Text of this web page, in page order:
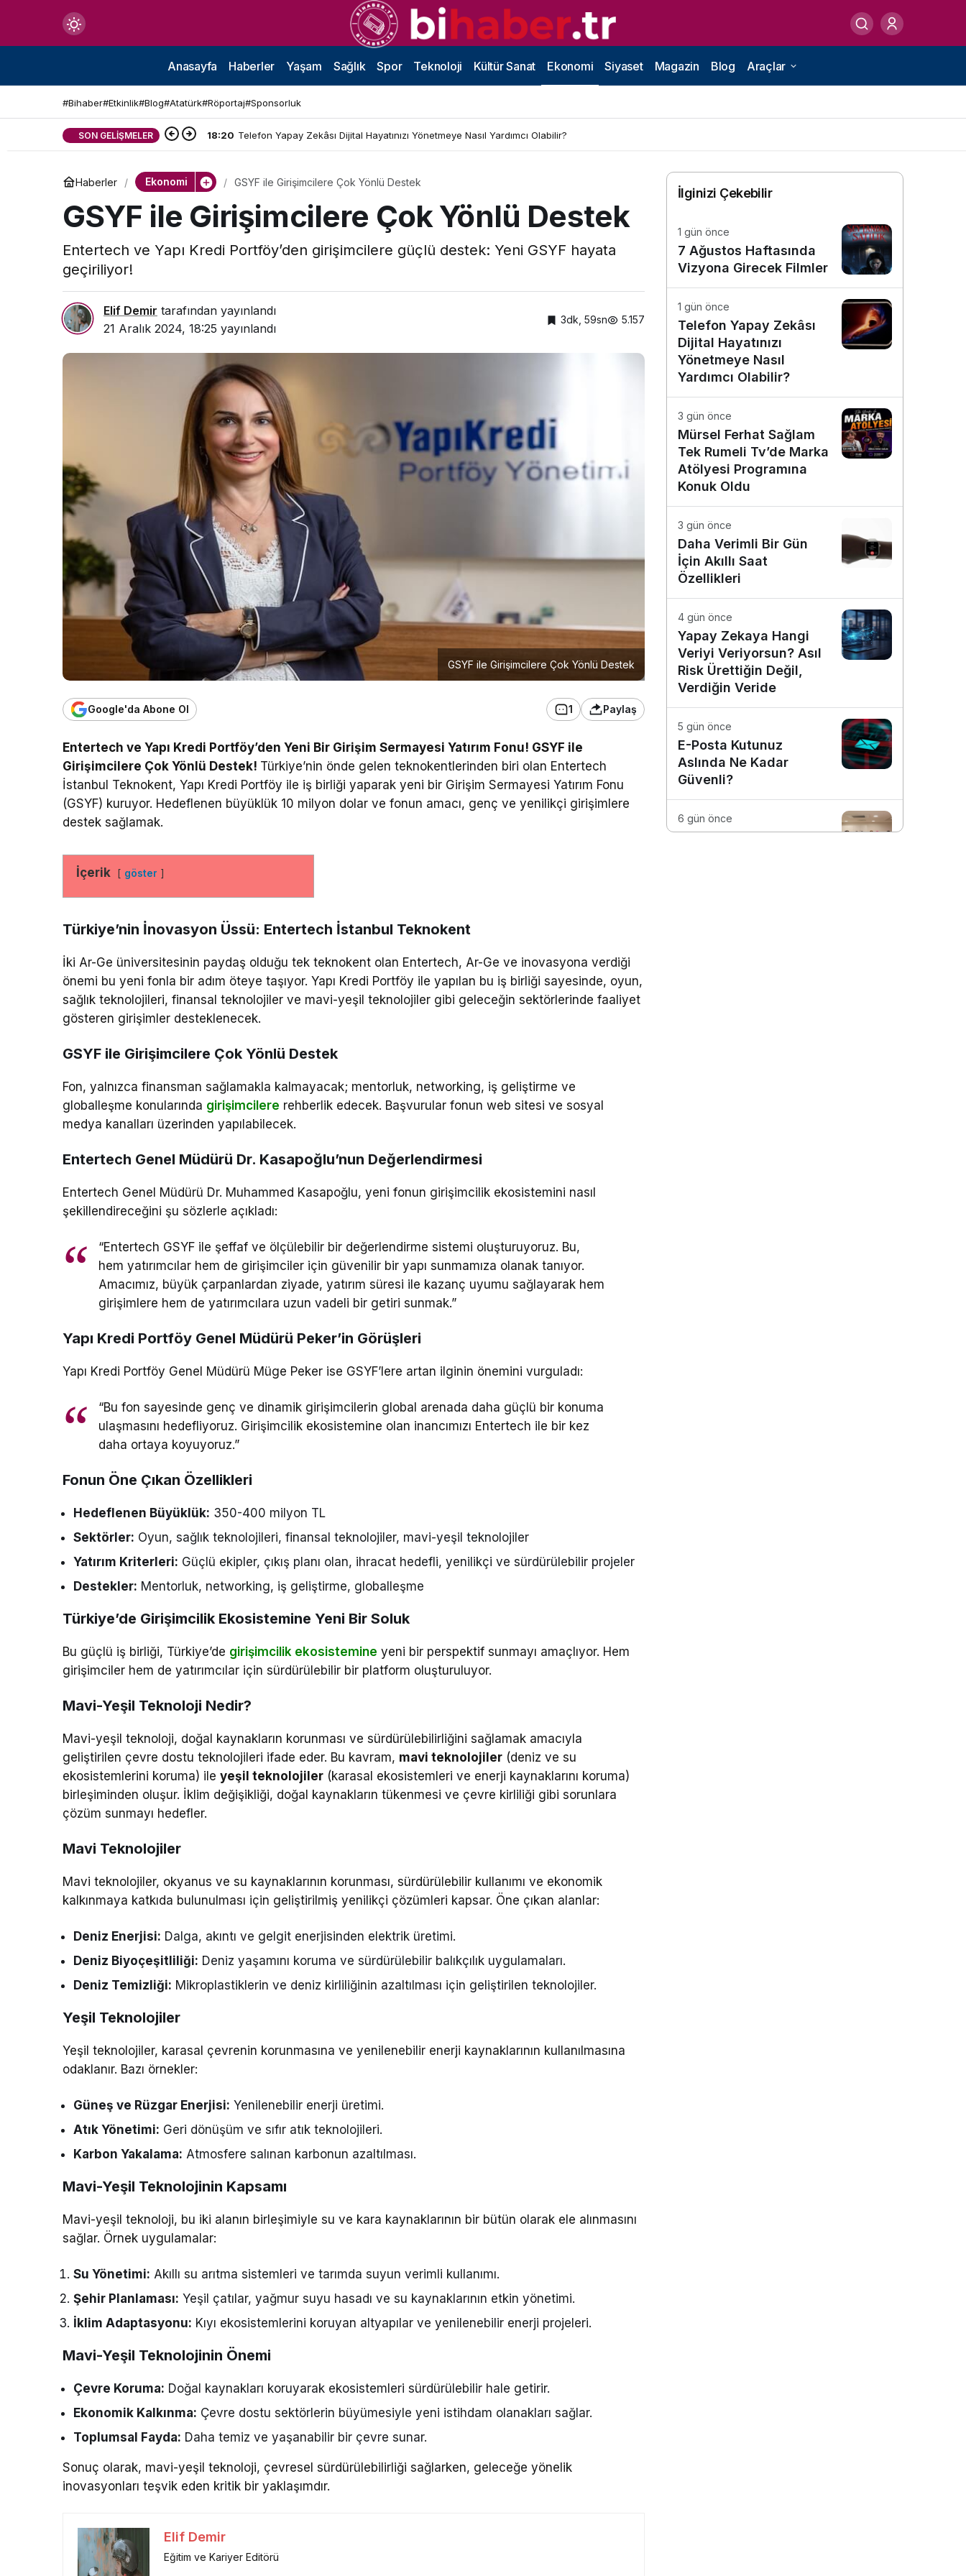
Mod
değiştir
Anasayfa Haberler Yaşam Sağlık Spor Teknoloji Kültür Sanat Ekonomi Siyaset Magazin Blog Araçlar
#Bihaber#Etkinlik#Blog#Atatürk#Röportaj#Sponsorluk
SON GELIŞMELER 18:20 Telefon Yapay Zekâsı Dijital Hayatınızı Yönetmeye Nasıl Yardımcı Olabilir?
Haberler Ekonomi GSYF ile Girişimcilere Çok Yönlü Destek
GSYF ile Girişimcilere Çok Yönlü Destek
Entertech ve Yapı Kredi Portföy’den girişimcilere güçlü destek: Yeni GSYF hayata
geçiriliyor!
Elif Demir tarafından yayınlandı
21 Aralık 2024, 18:25 yayınlandı
3dk, 59sn 5.157
GSYF ile Girişimcilere Çok Yönlü Destek
Google'da Abone Ol 1 Paylaş
Entertech ve Yapı Kredi Portföy’den Yeni Bir Girişim Sermayesi Yatırım Fonu! GSYF ile
Girişimcilere Çok Yönlü Destek! Türkiye’nin önde gelen teknokentlerinden biri olan Entertech
İstanbul Teknokent, Yapı Kredi Portföy ile iş birliği yaparak yeni bir Girişim Sermayesi Yatırım Fonu
(GSYF) kuruyor. Hedeflenen büyüklük 10 milyon dolar ve fonun amacı, genç ve yenilikçi girişimlere
destek sağlamak.
İçerik göster
Türkiye’nin İnovasyon Üssü: Entertech İstanbul Teknokent
İki Ar-Ge üniversitesinin paydaş olduğu tek teknokent olan Entertech, Ar-Ge ve inovasyona verdiği
önemi bu yeni fonla bir adım öteye taşıyor. Yapı Kredi Portföy ile yapılan bu iş birliği sayesinde, oyun,
sağlık teknolojileri, finansal teknolojiler ve mavi-yeşil teknolojiler gibi geleceğin sektörlerinde faaliyet
gösteren girişimler desteklenecek.
GSYF ile Girişimcilere Çok Yönlü Destek
Fon, yalnızca finansman sağlamakla kalmayacak; mentorluk, networking, iş geliştirme ve
globalleşme konularında girişimcilere rehberlik edecek. Başvurular fonun web sitesi ve sosyal
medya kanalları üzerinden yapılabilecek.
Entertech Genel Müdürü Dr. Kasapoğlu’nun Değerlendirmesi
Entertech Genel Müdürü Dr. Muhammed Kasapoğlu, yeni fonun girişimcilik ekosistemini nasıl
şekillendireceğini şu sözlerle açıkladı:
“Entertech GSYF ile şeffaf ve ölçülebilir bir değerlendirme sistemi oluşturuyoruz. Bu,
hem yatırımcılar hem de girişimciler için güvenilir bir yapı sunmamıza olanak tanıyor.
Amacımız, büyük çarpanlardan ziyade, yatırım süresi ile kazanç uyumu sağlayarak hem
girişimlere hem de yatırımcılara uzun vadeli bir getiri sunmak.”
Yapı Kredi Portföy Genel Müdürü Peker’in Görüşleri
Yapı Kredi Portföy Genel Müdürü Müge Peker ise GSYF’lere artan ilginin önemini vurguladı:
“Bu fon sayesinde genç ve dinamik girişimcilerin global arenada daha güçlü bir konuma
ulaşmasını hedefliyoruz. Girişimcilik ekosistemine olan inancımızı Entertech ile bir kez
daha ortaya koyuyoruz.”
Fonun Öne Çıkan Özellikleri
Hedeflenen Büyüklük: 350-400 milyon TL
Sektörler: Oyun, sağlık teknolojileri, finansal teknolojiler, mavi-yeşil teknolojiler
Yatırım Kriterleri: Güçlü ekipler, çıkış planı olan, ihracat hedefli, yenilikçi ve sürdürülebilir projeler
Destekler: Mentorluk, networking, iş geliştirme, globalleşme
Türkiye’de Girişimcilik Ekosistemine Yeni Bir Soluk
Bu güçlü iş birliği, Türkiye’de girişimcilik ekosistemine yeni bir perspektif sunmayı amaçlıyor. Hem
girişimciler hem de yatırımcılar için sürdürülebilir bir platform oluşturuluyor.
Mavi-Yeşil Teknoloji Nedir?
Mavi-yeşil teknoloji, doğal kaynakların korunması ve sürdürülebilirliğini sağlamak amacıyla
geliştirilen çevre dostu teknolojileri ifade eder. Bu kavram, mavi teknolojiler (deniz ve su
ekosistemlerini koruma) ileyeşil teknolojiler (karasal ekosistemleri ve enerji kaynaklarını koruma)
birleşiminden oluşur. İklim değişikliği, doğal kaynakların tükenmesi ve çevre kirliliği gibi sorunlara
çözüm sunmayı hedefler.
Mavi Teknolojiler
Mavi teknolojiler, okyanus ve su kaynaklarının korunması, sürdürülebilir kullanımı ve ekonomik
kalkınmaya katkıda bulunulması için geliştirilmiş yenilikçi çözümleri kapsar. Öne çıkan alanlar:
Deniz Enerjisi: Dalga, akıntı ve gelgit enerjisinden elektrik üretimi.
Deniz Biyoçeşitliliği: Deniz yaşamını koruma ve sürdürülebilir balıkçılık uygulamaları.
Deniz Temizliği: Mikroplastiklerin ve deniz kirliliğinin azaltılması için geliştirilen teknolojiler.
Yeşil Teknolojiler
Yeşil teknolojiler, karasal çevrenin korunmasına ve yenilenebilir enerji kaynaklarının kullanılmasına
odaklanır. Bazı örnekler:
Güneş ve Rüzgar Enerjisi: Yenilenebilir enerji üretimi.
Atık Yönetimi: Geri dönüşüm ve sıfır atık teknolojileri.
Karbon Yakalama: Atmosfere salınan karbonun azaltılması.
Mavi-Yeşil Teknolojinin Kapsamı
Mavi-yeşil teknoloji, bu iki alanın birleşimiyle su ve kara kaynaklarının bir bütün olarak ele alınmasını
sağlar. Örnek uygulamalar:
Su Yönetimi: Akıllı su arıtma sistemleri ve tarımda suyun verimli kullanımı.
Şehir Planlaması: Yeşil çatılar, yağmur suyu hasadı ve su kaynaklarının etkin yönetimi.
İklim Adaptasyonu: Kıyı ekosistemlerini koruyan altyapılar ve yenilenebilir enerji projeleri.
Mavi-Yeşil Teknolojinin Önemi
Çevre Koruma: Doğal kaynakları koruyarak ekosistemleri sürdürülebilir hale getirir.
Ekonomik Kalkınma: Çevre dostu sektörlerin büyümesiyle yeni istihdam olanakları sağlar.
Toplumsal Fayda: Daha temiz ve yaşanabilir bir çevre sunar.
Sonuç olarak, mavi-yeşil teknoloji, çevresel sürdürülebilirliği sağlarken, geleceğe yönelik
inovasyonları teşvik eden kritik bir yaklaşımdır.
Elif Demir
Eğitim ve Kariyer Editörü
İlginizi Çekebilir
1 gün önce
7 Ağustos Haftasında
Vizyona Girecek Filmler
1 gün önce
Telefon Yapay Zekâsı
Dijital Hayatınızı
Yönetmeye Nasıl
Yardımcı Olabilir?
3 gün önce
Mürsel Ferhat Sağlam
Tek Rumeli Tv’de Marka
Atölyesi Programına
Konuk Oldu
3 gün önce
Daha Verimli Bir Gün
İçin Akıllı Saat
Özellikleri
4 gün önce
Yapay Zekaya Hangi
Veriyi Veriyorsun? Asıl
Risk Ürettiğin Değil,
Verdiğin Veride
5 gün önce
E-Posta Kutunuz
Aslında Ne Kadar
Güvenli?
6 gün önce
Dijitalleşme Ebelik